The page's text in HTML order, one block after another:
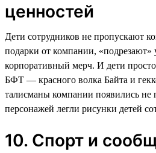
ценностей
Дети сотрудников не пропускают
подарки от компании, «подрезают»
корпоративный мерч. И дети
БФТ — красного волка Байта и
талисманы компании появились не
персонажей легли рисунки детей
10. Спорт и